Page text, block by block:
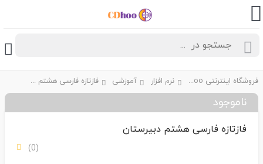
فروشگاه اینترنتی CDhoo نرم افزار آموزشی فازتازه فارسی هشتم دبیرستان
ناموجود
فازتازه فارسی هشتم دبیرستان
(0)